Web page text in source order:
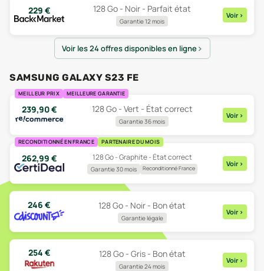
229 € 128 Go - Noir - Parfait état
Garantie 12 mois
Voir >
Voir les 24 offres disponibles en ligne
SAMSUNG GALAXY S23 FE
MEILLEUR PRIX MEILLEURE GARANTIE
239,90€ 128 Go - Vert - État correct
Garantie 36 mois
Voir >
RECONDITIONNÉ EN FRANCE PARTENAIRE DU MOIS
262,99 € 128 Go - Graphite - État correct
Garantie 30 mois Reconditionné France
Voir >
246 € 128 Go - Noir - Bon état
Garantie légale
Voir >
254 € 128 Go - Gris - Bon état
Garantie 24 mois
Voir >